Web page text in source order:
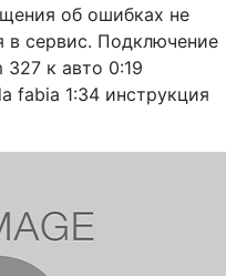
об ошибках не
в сервис. Подключение
327 к авто 0:19
fabia 1:34 инструкция